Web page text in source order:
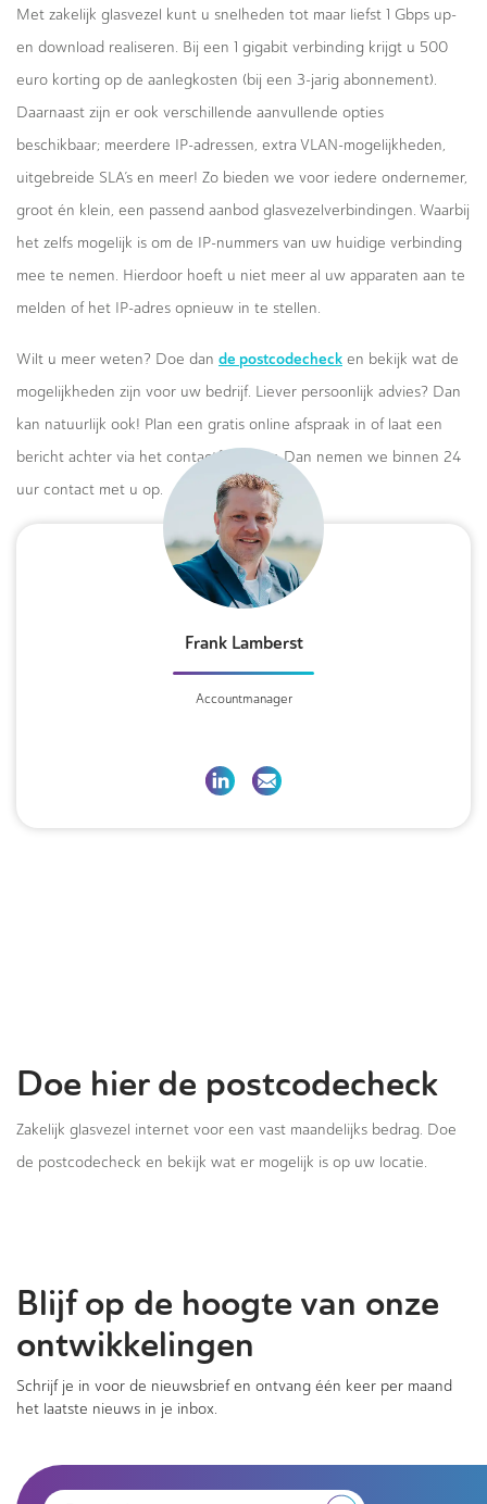
Met zakelijk glasvezel kunt u snelheden tot maar liefst 1 Gbps up-
en download realiseren. Bij een 1 gigabit verbinding krijgt u 500
euro korting op de aanlegkosten (bij een 3-jarig abonnement).
Daarnaast zijn er ook verschillende aanvullende opties
beschikbaar; meerdere IP-adressen, extra VLAN-mogelijkheden,
uitgebreide SLA’s en meer! Zo bieden we voor iedere ondernemer,
groot én klein, een passend aanbod glasvezelverbindingen. Waarbij
het zelfs mogelijk is om de IP-nummers van uw huidige verbinding
mee te nemen. Hierdoor hoeft u niet meer al uw apparaten aan te
melden of het IP-adres opnieuw in te stellen.
Wilt u meer weten? Doe dan de postcodecheck en bekijk wat de
mogelijkheden zijn voor uw bedrijf. Liever persoonlijk advies? Dan
kan natuurlijk ook! Plan een gratis online afspraak in of laat een
bericht achter via het contactformulier. Dan nemen we binnen 24
uur contact met u op.
Frank Lamberst
Accountmanager
Doe hier de postcodecheck
Zakelijk glasvezel internet voor een vast maandelijks bedrag. Doe
de postcodecheck en bekijk wat er mogelijk is op uw locatie.
Blijf op de hoogte van onze
ontwikkelingen
Schrijf je in voor de nieuwsbrief en ontvang één keer per maand
het laatste nieuws in je inbox.